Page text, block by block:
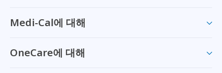
Medi-Cal에 대해
OneCare에 대해